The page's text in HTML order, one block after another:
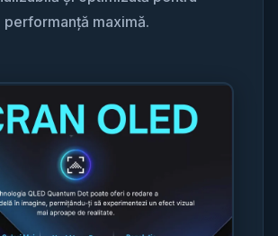
performanță maximă.